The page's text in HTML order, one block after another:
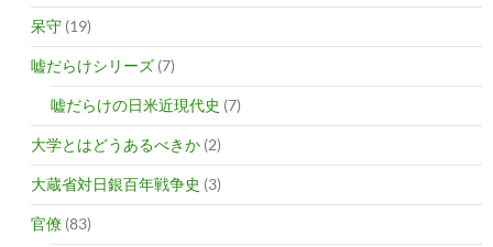
呆守 (19)
嘘だらけシリーズ (7)
嘘だらけの日米近現代史 (7)
大学とはどうあるべきか (2)
大蔵省対日銀百年戦争史 (3)
官僚 (83)